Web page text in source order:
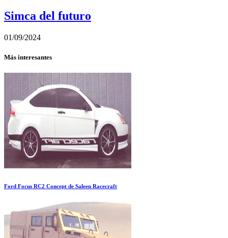
Simca del futuro
01/09/2024
Más interesantes
Ford Focus RC2 Concept de Saleen Racecraft